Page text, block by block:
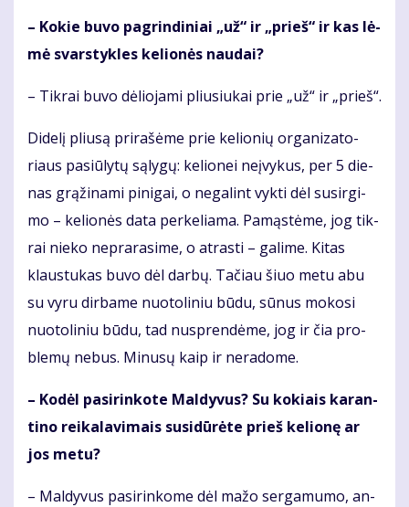
– Ko­kie bu­vo pa­grin­di­niai „už“ ir „prieš“ ir kas lė­
mė svars­tyk­les ke­lio­nės nau­dai?
– Tik­rai bu­vo dė­lio­ja­mi pliu­siu­kai prie „už“ ir „prieš“.
Di­de­lį pliu­są pri­ra­šė­me prie ke­lio­nių or­ga­ni­za­to­
riaus pa­siū­ly­tų są­ly­gų: ke­lio­nei ne­įvy­kus, per 5 die­
nas grą­ži­na­mi pi­ni­gai, o ne­ga­lint vyk­ti dėl su­sir­gi­
mo – ke­lio­nės da­ta per­ke­lia­ma. Pa­mąs­tė­me, jog tik­
rai nie­ko ne­pra­ra­si­me, o at­ras­ti – ga­li­me. Ki­tas
klaus­tu­kas bu­vo dėl dar­bų. Ta­čiau šiuo me­tu abu
su vy­ru dir­ba­me nuo­to­li­niu bū­du, sū­nus mo­ko­si
nuo­to­li­niu bū­du, tad nu­spren­dė­me, jog ir čia pro­
ble­mų ne­bus. Mi­nu­sų kaip ir ne­ra­do­me.
– Ko­dėl pa­si­rin­ko­te Mal­dy­vus? Su ko­kiais ka­ran­
ti­no rei­ka­la­vi­mais su­si­dū­rė­te prieš ke­lio­nę ar
jos me­tu?
– Mal­dy­vus pa­si­rin­ko­me dėl ma­žo ser­ga­mu­mo, an­